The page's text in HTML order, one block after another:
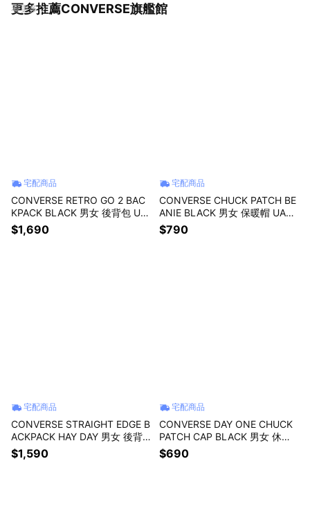
更多推薦CONVERSE旗艦館
看更多
宅配商品
CONVERSE RETRO GO 2 BAC
KPACK BLACK 男女 後背包 UA
5828-023
$1,690
宅配商品
CONVERSE CHUCK PATCH BE
ANIE BLACK 男女 保暖帽 UA58
54-023
$790
宅配商品
CONVERSE STRAIGHT EDGE B
ACKPACK HAY DAY 男女 後背
包 UA5797-JC5
$1,590
宅配商品
CONVERSE DAY ONE CHUCK
PATCH CAP BLACK 男女 休閒
帽 UA5805-023
$690